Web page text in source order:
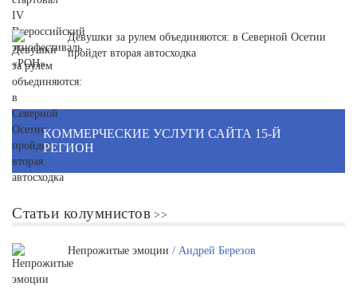
Девушки за рулем объединяются: в Северной Осетии
пройдет вторая автосходка
КОММЕРЧЕСКИЕ УСЛУГИ САЙТА 15-Й
РЕГИОН
Статьи колумнистов
Непрожитые эмоции / Андрей Березов